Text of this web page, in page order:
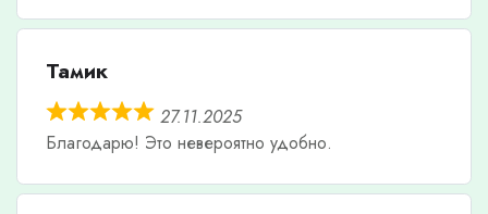
Тамик
27.11.2025
Благодарю! Это невероятно удобно.